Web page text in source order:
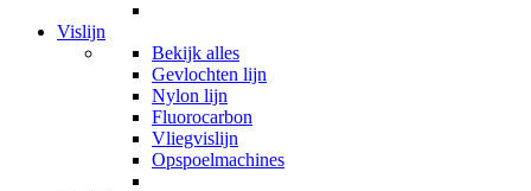
Vislijn
Bekijk alles
Gevlochten lijn
Nylon lijn
Fluorocarbon
Vliegvislijn
Opspoelmachines